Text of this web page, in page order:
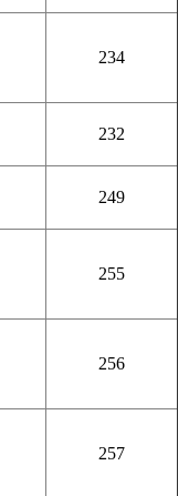
234
232
249
255
256
257